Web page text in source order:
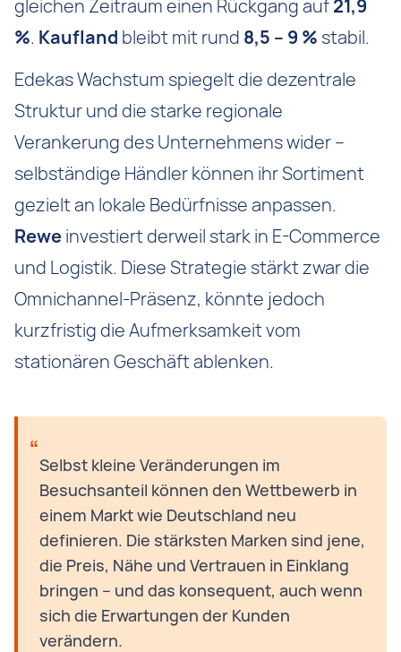
gleichen Zeitraum einen Rückgang auf21,9
%. Kaufland bleibt mit rund 8,5 – 9 % stabil.
Edekas Wachstum spiegelt die dezentrale
Struktur und die starke regionale
Verankerung des Unternehmens wider –
selbständige Händler können ihr Sortiment
gezielt an lokale Bedürfnisse anpassen.
Reweinvestiert derweil stark in E-Commerce
und Logistik. Diese Strategie stärkt zwar die
Omnichannel-Präsenz, könnte jedoch
kurzfristig die Aufmerksamkeit vom
stationären Geschäft ablenken.
Selbst kleine Veränderungen im
Besuchsanteil können den Wettbewerb in
einem Markt wie Deutschland neu
definieren. Die stärksten Marken sind jene,
die Preis, Nähe und Vertrauen in Einklang
bringen – und das konsequent, auch wenn
sich die Erwartungen der Kunden
verändern.